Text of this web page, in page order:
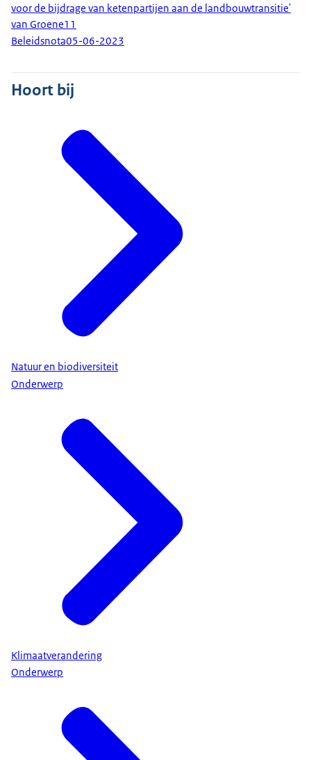
voor de bijdrage van ketenpartijen aan de landbouwtransitie'
van Groene11
Beleidsnota05-06-2023
Hoort bij
Natuur en biodiversiteit
Onderwerp
Klimaatverandering
Onderwerp